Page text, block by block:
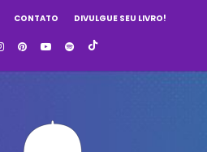
CONTATO DIVULGUE SEU LIVRO!